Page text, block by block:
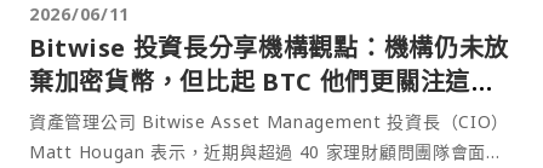
2026/06/11
Bitwise 投資長分享機構觀點：機構仍未放
棄加密貨幣，但比起 BTC 他們更關注這
個！
資產管理公司 Bitwise Asset Management 投資長（CIO）
Matt Hougan 表示，近期與超過 40 家理財顧問團隊會面後